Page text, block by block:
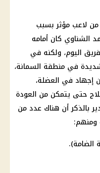
من لاعب مؤثر بسبب
الشناوي كان أمامه
اليوم، ولكنه في
في منطقة السمانة،
إجهاد في العضلة،
حتى يتمكن من العودة
بالذكر أن هناك عدد من
ومنهم:
الضامة).